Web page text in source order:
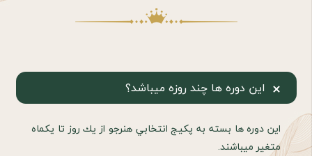
اين دوره ها چند روزه ميباشد؟
اين دوره ها بسته به پكيج انتخابي هنرجو از يك روز تا يكماه
متغير ميباشند.